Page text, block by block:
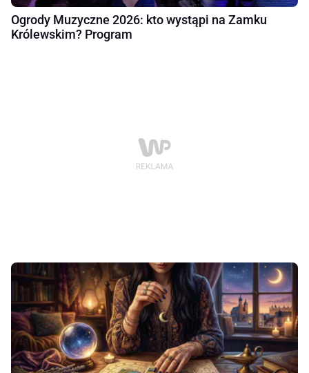
Ogrody Muzyczne 2026: kto wystąpi na Zamku
Królewskim? Program